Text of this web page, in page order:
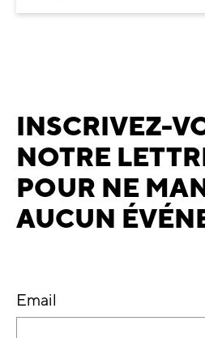
INSCRIVEZ-
NOTRE
POUR NE
AUCUN
Email